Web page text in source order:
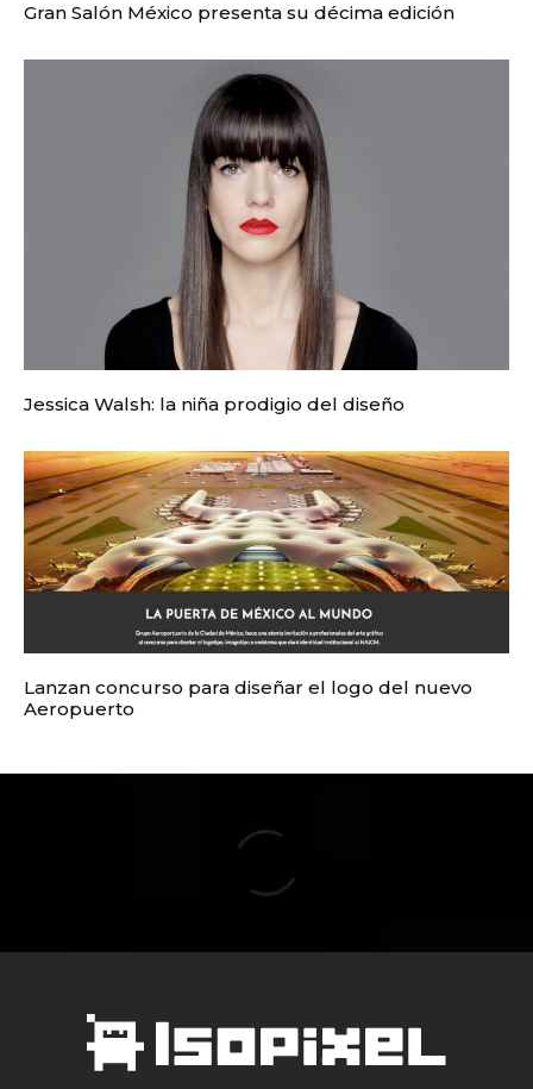
Gran Salón México presenta su décima edición
Jessica Walsh: la niña prodigio del diseño
Lanzan concurso para diseñar el logo del nuevo
Aeropuerto